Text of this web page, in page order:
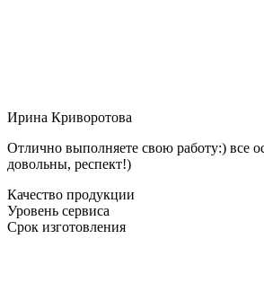
Ирина Криворотова
Отлично выполняете свою работу:) все
довольны, респект!)
Качество продукции
Уровень сервиса
Срок изготовления